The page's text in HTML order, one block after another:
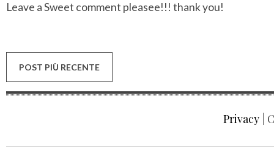
Leave a Sweet comment pleasee!!! thank you!
POST PIÙ RECENTE
Privacy |